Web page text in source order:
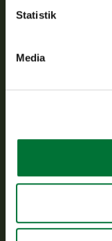
Statistik
Media
Finlands viltcentral